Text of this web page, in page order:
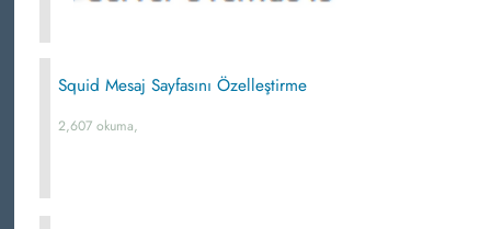
Squid Mesaj Sayfasını Özelleştirme
2,607 okuma,